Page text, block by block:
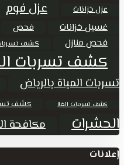
عزل خزانات عزل فوم
غسيل خزانات فحص
فحص منازل كشف
كشف تسربات
تسربات المياة بالرياض
كشف تسريبات الغاز كشف
الحشرات
مكافحة
إعلانات